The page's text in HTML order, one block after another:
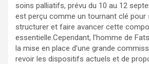
soins palliatifs, prévu du 10 au 12
est perçu comme un tournant clé pour
structurer et faire avancer cette
essentielle.Cependant, l’homme de
la mise en place d’une grande
revoir les dispositifs actuels et de